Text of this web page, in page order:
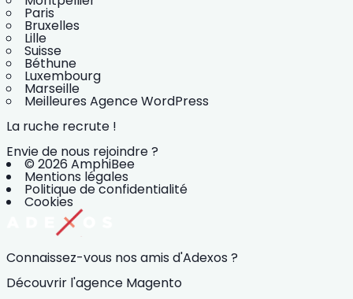
Paris
Bruxelles
Lille
Suisse
Béthune
Luxembourg
Marseille
Meilleures Agence WordPress
La ruche recrute !
Envie de nous rejoindre ?
© 2026 AmphiBee
Mentions légales
Politique de confidentialité
Cookies
Connaissez-vous nos amis d'Adexos ?
Découvrir l'agence Magento